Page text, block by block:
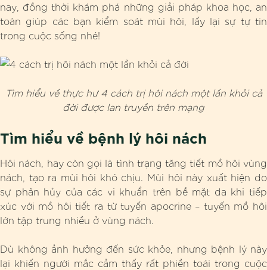
nay, đồng thời khám phá những giải pháp khoa học, an
toàn giúp các bạn kiểm soát mùi hôi, lấy lại sự tự tin
trong cuộc sống nhé!
Tìm hiểu về thực hư 4 cách trị hôi nách một lần khỏi cả
đời được lan truyền trên mạng
Tìm hiểu về bệnh lý hôi nách
Hôi nách, hay còn gọi là tình trạng tăng tiết mồ hôi vùng
nách, tạo ra mùi hôi khó chịu. Mùi hôi này xuất hiện do
sự phân hủy của các vi khuẩn trên bề mặt da khi tiếp
xúc với mồ hôi tiết ra từ tuyến apocrine – tuyến mồ hôi
lớn tập trung nhiều ở vùng nách.
Dù không ảnh hưởng đến sức khỏe, nhưng bệnh lý này
lại khiến người mắc cảm thấy rất phiền toái trong cuộc